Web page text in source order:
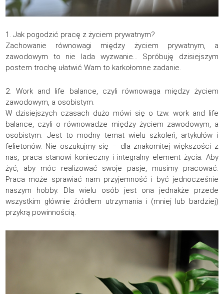
1. Jak pogodzić pracę z życiem prywatnym?
Zachowanie równowagi między życiem prywatnym, a
zawodowym to nie lada wyzwanie… Spróbuję dzisiejszym
postem trochę ułatwić Wam to karkołomne zadanie.
2. Work and life balance, czyli równowaga między życiem
zawodowym, a osobistym.
W dzisiejszych czasach dużo mówi się o tzw. work and life
balance, czyli o równowadze między życiem zawodowym, a
osobistym. Jest to modny temat wielu szkoleń, artykułów i
felietonów. Nie oszukujmy się – dla znakomitej większości z
nas, praca stanowi konieczny i integralny element życia. Aby
żyć, aby móc realizować swoje pasje, musimy pracować.
Praca może sprawiać nam przyjemność i być jednocześnie
naszym hobby. Dla wielu osób jest ona jednakże przede
wszystkim głównie źródłem utrzymania i (mniej lub bardziej)
przykrą powinnością.